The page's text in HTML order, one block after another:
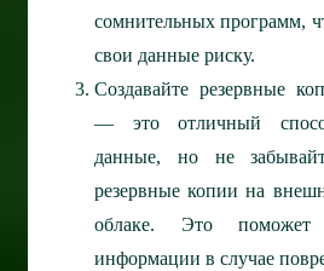
сомнительных программ,
свои данные риску.
Создавайте резервные
— это отличный
данные, но не
резервные копии на
облаке. Это поможет
информации в случае